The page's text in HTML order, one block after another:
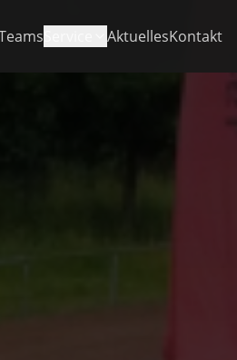
AktuellesKontakt